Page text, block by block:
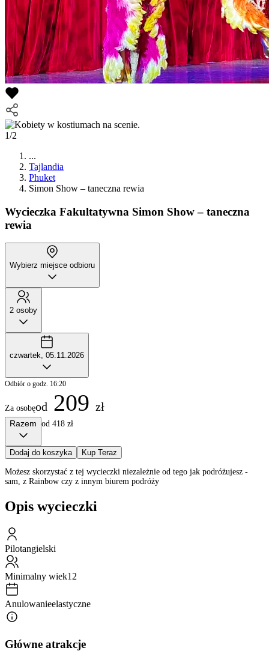
1/2
...
Tajlandia
Phuket
Simon Show – taneczna rewia
Wycieczka Fakultatywna Simon Show – taneczna
rewia
Wybierz miejsce odbioru
2 osoby
czwartek, 05.11.2026
Odbiór o godz. 16:20
Za osobęod 209 zł
Razem od 418 zł
Dodaj do koszyka Kup Teraz
Możesz skorzystać z tej wycieczki niezależnie od tego jak podróżujesz -
sam, z Rainbow czy z innym biurem podróży
Opis wycieczki
Pilotangielski
Minimalny wiek12
Anulowanieelastyczne
Główne atrakcje